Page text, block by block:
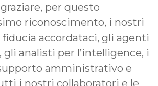
per questo
riconoscimento, i nostri
accordataci, gli agenti
analisti per l’intelligence, i
amministrativo e